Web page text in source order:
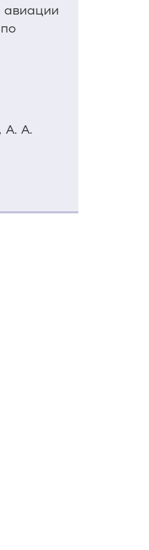
авиации
А. А.